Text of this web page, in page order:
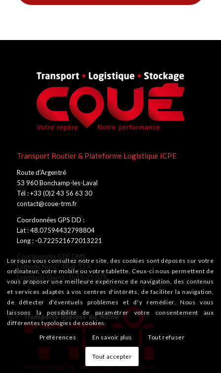
Transport Routier & Plateforme Logistique ICPE
Route d’Argentré
53 960 Bonchamp-les-Laval
Tél : +33 (0)2 43 56 63 30
contact@coue-trm.fr
Coordonnées GPS DD :
Lat : 48.07594432798804
Long : -0.722521672013221
Coordonnées GPS DMS :
Latitude Nord : 48-4-33.4
Longitude Ouest : 0-43-21.078
Lorsque vous consultez notre site, des cookies sont déposés sur votre
ordinateur, votre mobile ou votre tablette. Ceux-ci nous permettent de
vous proposer une meilleure expérience de navigation, des contenus
et services adaptés à vos centres d'intérêts, de faciliter la navigation,
de détecter d'éventuels problèmes et d'y remédier. Nous vous
laissons la possibilité de paramétrer votre consentement aux
différentes typologies de cookies.
Préférences
En savoir plus Tout refuser
Tout accepter